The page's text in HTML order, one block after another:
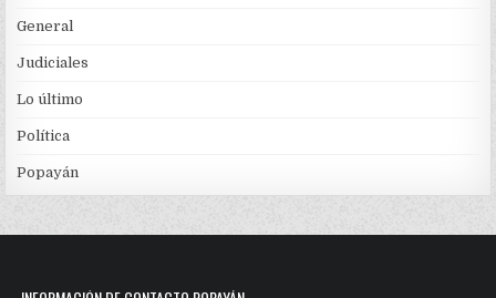
General
Judiciales
Lo último
Política
Popayán